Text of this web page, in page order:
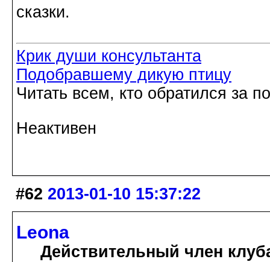
сказки.
Крик души консультанта
Подобравшему дикую птицу
Читать всем, кто обратился за
Неактивен
#62 2013-01-10 15:37:22
Leona
Действительный член